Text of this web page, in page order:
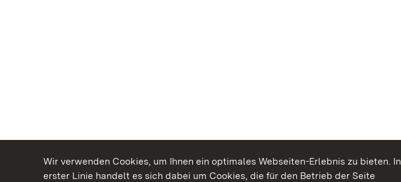
Wir verwenden Cookies, um Ihnen ein optimales Webseiten-Erlebnis zu bieten. In
erster Linie handelt es sich dabei um Cookies, die für den Betrieb der Seite